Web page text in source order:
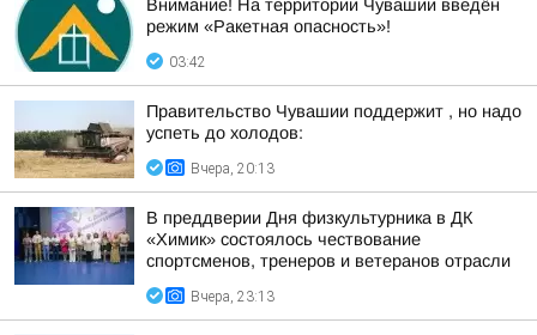
Внимание! На территории Чувашии введён
режим «Ракетная опасность»!
03:42
Правительство Чувашии поддержит , но надо
успеть до холодов:
Вчера, 20:13
В преддверии Дня физкультурника в ДК
«Химик» состоялось чествование
спортсменов, тренеров и ветеранов отрасли
Вчера, 23:13